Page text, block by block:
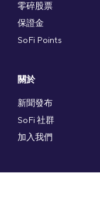
零碎股票
保證金
SoFi Points
關於
新聞發布
SoFi 社群
加入我們